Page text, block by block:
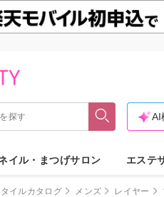
AI
イル・まつげサロン エステ
イルカタログ メンズ レイヤー